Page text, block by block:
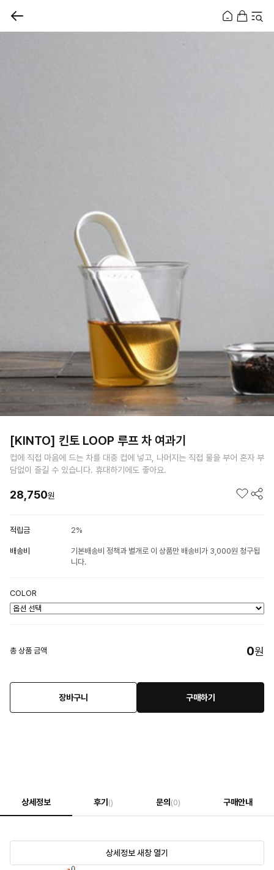
[KINTO] 킨토 LOOP 루프 차 여과기
컵에 직접 마음에 드는 차를 대충 컵에 넣고, 나머지는 직접 물을 부어 혼자 부
담없이 즐길 수 있습니다. 휴대하기에도 좋아요.
28,750원
적립금 2%
배송비
기본배송비 정책과 별개로 이 상품만 배송비가 3,000원 청구됩
니다.
COLOR
총 상품 금액 0원
장바구니 구매하기
상세정보 후기 () 문의 (0) 구매안내
상세정보 새창 열기